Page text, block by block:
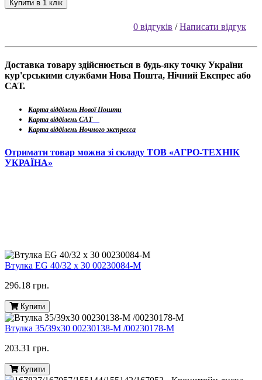
Купити в 1 клік
0 відгуків /Написати відгук
Доставка товару здійснюється в будь-яку точку України
кур'єрськими службами Нова Пошта, Нічний Експрес або
САТ.
Карта відділень Нової Пошти
Карта відділень САТ
Карта відділень Ночного экспресса
Отримати товар можна зі складу ТОВ «АГРО-ТЕХНІК
УКРАЇНА»
Втулка EG 40/32 x 30 00230084-M
296.18 грн.
Купити
Втулка 35/39х30 00230138-M /00230178-M
203.31 грн.
Купити